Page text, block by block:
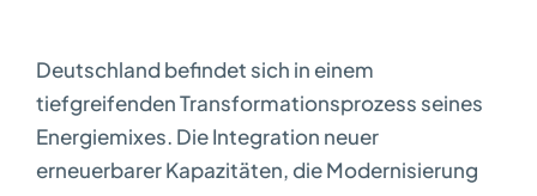
Deutschland befindet sich in einem
tiefgreifenden Transformationsprozess seines
Energiemixes. Die Integration neuer
erneuerbarer Kapazitäten, die Modernisierung